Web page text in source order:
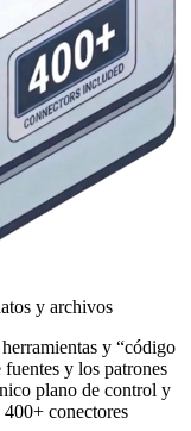
y archivos
y “código
y los patrones
plano de control y
conectores